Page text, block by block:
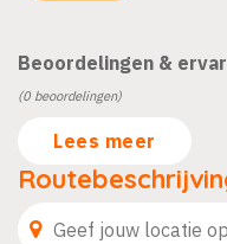
Beoordelingen &
(0 beoordelingen)
Lees meer